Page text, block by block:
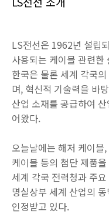
LS전선은 1962년 설립
사용되는 케이블 관련한
한국은 물론 세계 각국
며, 혁신적 기술력을 바
산업 소재를 공급하여
어왔다.
오늘날에는 해저 케이블
케이블 등의 첨단 제품
세계 각국 전력청과 주
명실상부 세계 산업의
인정받고 있다.